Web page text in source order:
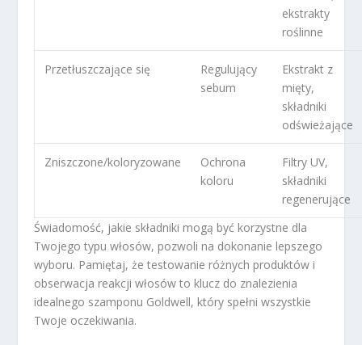
ekstrakty
roślinne
Przetłuszczające się
Regulujący
sebum
Ekstrakt z
mięty,
składniki
odświeżające
Zniszczone/koloryzowane
Ochrona
koloru
Filtry UV,
składniki
regenerujące
Świadomość, jakie składniki mogą być korzystne dla
Twojego typu włosów, pozwoli na dokonanie lepszego
wyboru. Pamiętaj, że testowanie różnych produktów i
obserwacja reakcji włosów to klucz do znalezienia
idealnego szamponu Goldwell, który spełni wszystkie
Twoje oczekiwania.